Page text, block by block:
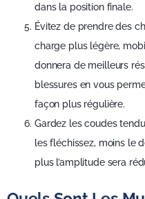
dans la position finale.
Évitez de prendre des
charge plus légère,
donnera de meilleurs
blessures en vous
façon plus régulière.
Gardez les coudes
les fléchissez, moins le
plus l’amplitude sera